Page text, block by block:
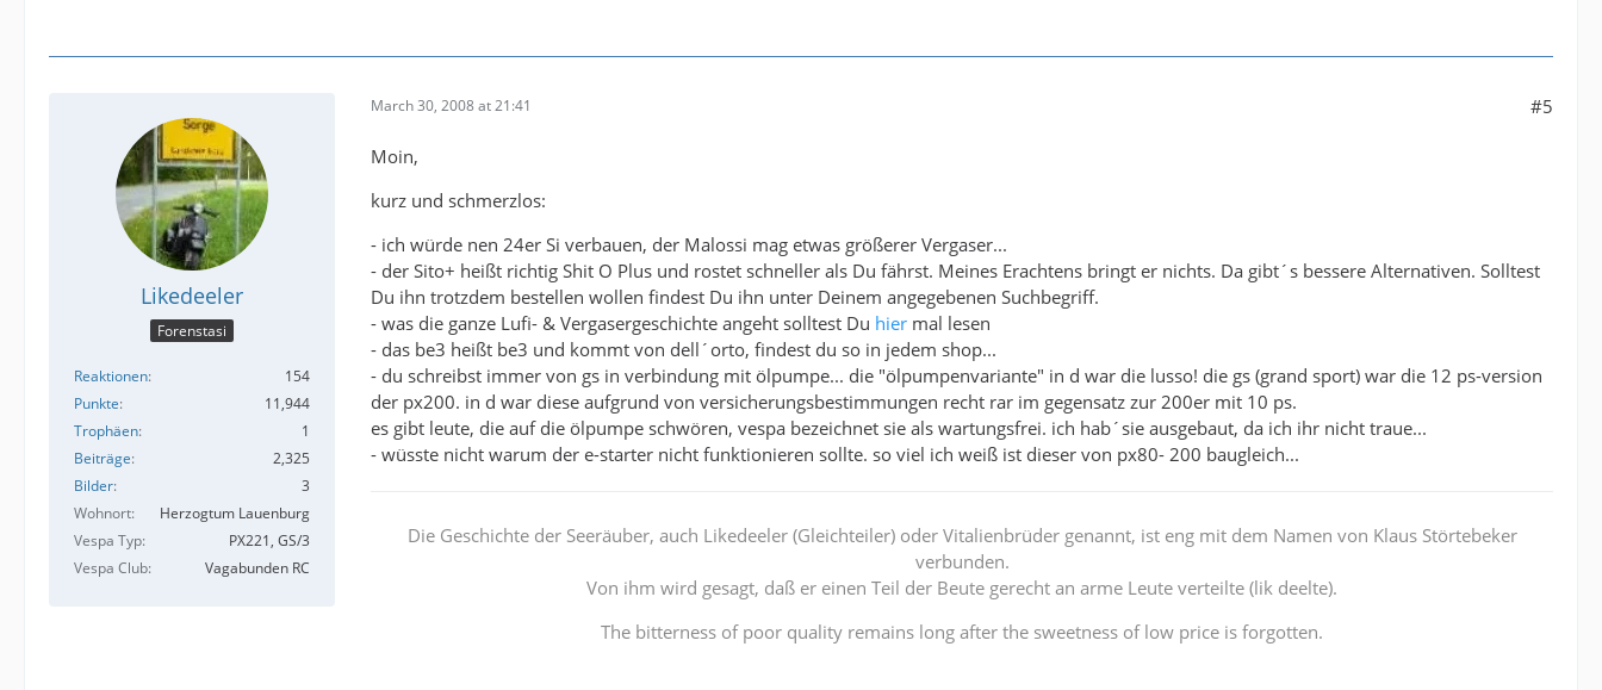
Likedeeler
Forenstasi
Reaktionen
154
Punkte
11,944
Trophäen
1
Beiträge
2,325
Bilder
3
Wohnort
Herzogtum Lauenburg
Vespa Typ
PX221, GS/3
Vespa Club
Vagabunden RC
March 30, 2008 at 21:41 #5
Moin,
kurz und schmerzlos:
- ich würde nen 24er Si verbauen, der Malossi mag etwas größerer Vergaser...
- der Sito+ heißt richtig Shit O Plus und rostet schneller als Du fährst. Meines Erachtens bringt er nichts. Da gibt´s bessere Alternativen. Solltest
Du ihn trotzdem bestellen wollen findest Du ihn unter Deinem angegebenen Suchbegriff.
- was die ganze Lufi- & Vergasergeschichte angeht solltest Du hier mal lesen
- das be3 heißt be3 und kommt von dell´orto, findest du so in jedem shop...
- du schreibst immer von gs in verbindung mit ölpumpe... die "ölpumpenvariante" in d war die lusso! die gs (grand sport) war die 12 ps-version
der px200. in d war diese aufgrund von versicherungsbestimmungen recht rar im gegensatz zur 200er mit 10 ps.
es gibt leute, die auf die ölpumpe schwören, vespa bezeichnet sie als wartungsfrei. ich hab´sie ausgebaut, da ich ihr nicht traue...
- wüsste nicht warum der e-starter nicht funktionieren sollte. so viel ich weiß ist dieser von px80- 200 baugleich...
Die Geschichte der Seeräuber, auch Likedeeler (Gleichteiler) oder Vitalienbrüder genannt, ist eng mit dem Namen von Klaus Störtebeker
verbunden.
Von ihm wird gesagt, daß er einen Teil der Beute gerecht an arme Leute verteilte (lik deelte).
The bitterness of poor quality remains long after the sweetness of low price is forgotten.